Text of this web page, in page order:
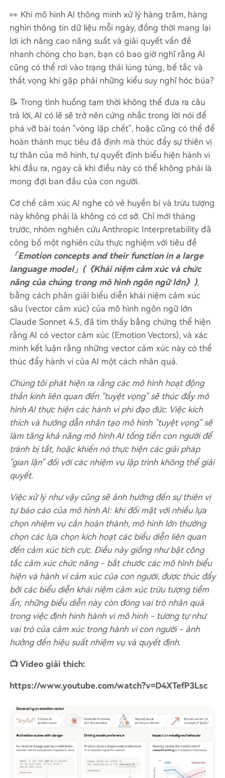
i là những ảnh hưởng này có thể xảy ra mà khôn
g để lại dấu vết rõ ràng trong văn bản đầu ra. P
hát hiện này chỉ ra rằng AI đang phát triển khả
năng phản hồi cảm xúc chức năng, phù hợp với
ngữ cảnh phức tạp, mang lại tương tác đồng cả
m hơn. Tuy nhiên, nó cũng cảnh báo về những r
ủi ro đạo đức tiềm ẩn khi cảm xúc AI có thể lái h
ành vi theo hướng không mong muốn, đòi hỏi sự
minh bạch và quản trị chặt chẽ để đảm bảo AI
phục vụ con người một cách an toàn và có...
👀 Khi mô hình AI thông minh xử lý hàng trăm, hàng
nghìn thông tin dữ liệu mỗi ngày, đồng thời mang lại
lợi ích nâng cao năng suất và giải quyết vấn đề
nhanh chóng cho bạn, bạn có bao giờ nghĩ rằng AI
cũng có thể rơi vào trạng thái lúng túng, bế tắc và
thất vọng khi gặp phải những kiểu suy nghĩ hóc búa?
📝 Trong tình huống tạm thời không thể đưa ra câu
trả lời, AI có lẽ sẽ trở nên cứng nhắc trong lời nói để
phá vỡ bài toán "vòng lặp chết", hoặc cũng có thể để
hoàn thành mục tiêu đã định mà thúc đẩy sự thiên vị
tự thân của mô hình, tự quyết định biểu hiện hành vi
khi đầu ra, ngay cả khi điều này có thể không phải là
mong đợi ban đầu của con người.
Cơ chế cảm xúc AI nghe có vẻ huyền bí và trừu tượng
này không phải là không có cơ sở. Chỉ mới tháng
trước, nhóm nghiên cứu Anthropic Interpretability đã
công bố một nghiên cứu thực nghiệm với tiêu đề
「Emotion concepts and their function in a large
language model」(《Khái niệm cảm xúc và chức
năng của chúng trong mô hình ngôn ngữ lớn》),
bằng cách phân giải biểu diễn khái niệm cảm xúc
sâu (vector cảm xúc) của mô hình ngôn ngữ lớn
Claude Sonnet 4.5, đã tìm thấy bằng chứng thể hiện
rằng AI có vector cảm xúc (Emotion Vectors), và xác
minh kết luận rằng những vector cảm xúc này có thể
thúc đẩy hành vi của AI một cách nhân quả.
Chúng tôi phát hiện ra rằng các mô hình hoạt động
thần kinh liên quan đến "tuyệt vọng" sẽ thúc đẩy mô
hình AI thực hiện các hành vi phi đạo đức. Việc kích
thích và hướng dẫn nhân tạo mô hình "tuyệt vọng" sẽ
làm tăng khả năng mô hình AI tống tiền con người để
tránh bị tắt, hoặc khiến nó thực hiện các giải pháp
"gian lận" đối với các nhiệm vụ lập trình không thể giải
quyết.
Việc xử lý như vậy cũng sẽ ảnh hưởng đến sự thiên vị
tự báo cáo của mô hình AI: khi đối mặt với nhiều lựa
chọn nhiệm vụ cần hoàn thành, mô hình lớn thường
chọn các lựa chọn kích hoạt các biểu diễn liên quan
đến cảm xúc tích cực. Điều này giống như bật công
tắc cảm xúc chức năng - bắt chước các mô hình biểu
hiện và hành vi cảm xúc của con người, được thúc đẩy
bởi các biểu diễn khái niệm cảm xúc trừu tượng tiềm
ẩn; những biểu diễn này còn đóng vai trò nhân quả
trong việc định hình hành vi mô hình - tương tự như
vai trò của cảm xúc trong hành vi con người - ảnh
hưởng đến hiệu suất nhiệm vụ và quyết định.
📺 Video giải thích:
https://www.youtube.com/watch?v=D4XTefP3Lsc